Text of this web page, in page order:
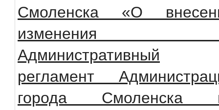
Смоленска «О
изменения
Административный
регламент
города Смоленска